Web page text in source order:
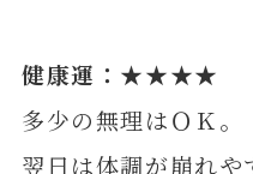
健康運：★★★★
多少の無理はＯＫ。
翌日は体調が崩れ